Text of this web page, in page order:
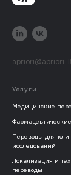
apriori@apriori-
Услуги
Медицинские
Переводы для
исследований
Локализация и
переводы